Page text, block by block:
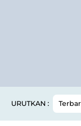
URUTKAN :